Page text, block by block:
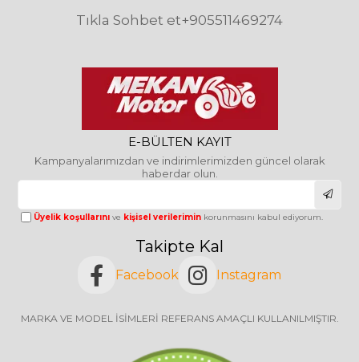
Tıkla Sohbet et+905511469274
E-BÜLTEN KAYIT
Kampanyalarımızdan ve indirimlerimizden güncel olarak
haberdar olun.
Üyelik koşullarını ve kişisel verilerimin korunmasını kabul ediyorum.
Takipte Kal
Facebook Instagram
MARKA VE MODEL İSİMLERİ REFERANS AMAÇLI KULLANILMIŞTIR.